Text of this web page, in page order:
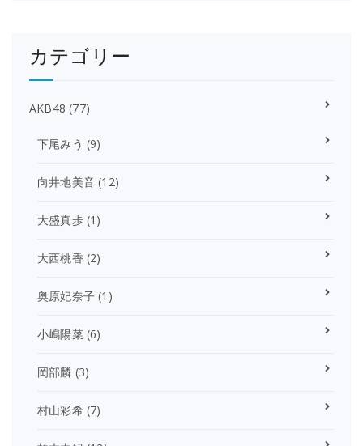
カテゴリー
AKB48 (77)
下尾みう (9)
向井地美音 (12)
大盛真歩(1)
大西桃香 (2)
奥原妃奈子 (1)
小嶋陽菜(6)
岡部麟 (3)
村山彩希(7)